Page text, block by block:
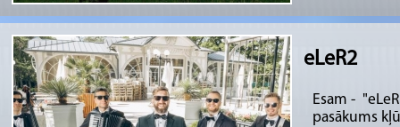
eLeR2
Esam -
pasākums